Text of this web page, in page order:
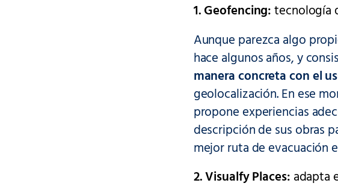
1. Geofencing:tecnología
Aunque parezca algo
hace algunos años, y
manera concreta con el
geolocalización. En ese
propone experiencias
descripción de sus obras
mejor ruta de evacuación
2. Visualfy Places: adapta